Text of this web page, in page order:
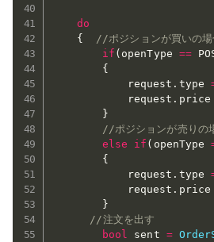
do
{
//ポジションが買いの場
if ( openType ==
{
			request
. type
			request
.
}
//ポジションが売りの
else
if ( openType
{
			request
. type
			request
.
}
//注文を出す
bool
sent =